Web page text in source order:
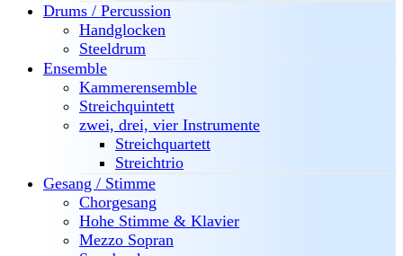
Drums / Percussion
Handglocken
Steeldrum
Ensemble
Kammerensemble
Streichquintett
zwei, drei, vier Instrumente
Streichquartett
Streichtrio
Gesang / Stimme
Chorgesang
Hohe Stimme & Klavier
Mezzo Sopran